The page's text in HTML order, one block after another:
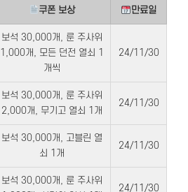
쿠폰 보상 만료일
​보석 30,000개, 룬 주사위
1,000개, 모든 던전 열쇠 1
개씩
24/11/30
보석 30,000개, 룬 주사위
2,000개, 무기고 열쇠 1개
24/11/30
보​석 30,000개, 고블린 열
쇠 1개
24/11/30
보석 30,000개, 룬 주사위
24/11/30